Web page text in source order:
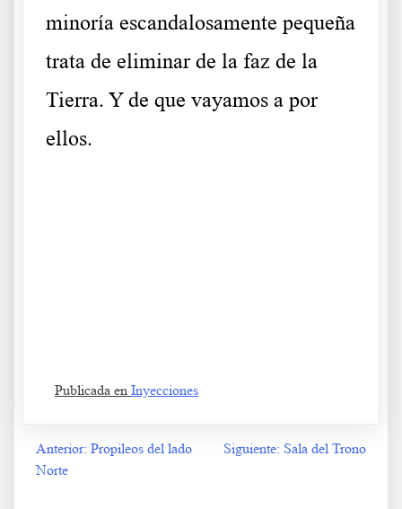
minoría escandalosamente pequeña
trata de eliminar de la faz de la
Tierra. Y de que vayamos a por
ellos.
Publicada en Inyecciones
Navegación
Anterior: Propileos del lado
Norte
Siguiente: Sala del Trono